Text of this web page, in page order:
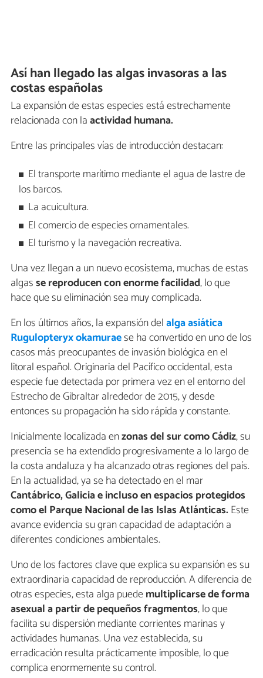
Así han llegado las algas invasoras a las
costas españolas
La expansión de estas especies está estrechamente
relacionada con laactividad humana.
Entre las principales vías de introducción destacan:
El transporte marítimo mediante el agua de lastre de
los barcos.
La acuicultura.
El comercio de especies ornamentales.
El turismo y la navegación recreativa.
Una vez llegan a un nuevo ecosistema, muchas de estas
algasse reproducen con enorme facilidad, lo que
hace que su eliminación sea muy complicada.
En los últimos años, la expansión delalga asiática
Rugulopteryx okamuraese ha convertido en uno de los
casos más preocupantes de invasión biológica en el
litoral español. Originaria del Pacífico occidental, esta
especie fue detectada por primera vez en el entorno del
Estrecho de Gibraltar alrededor de 2015, y desde
entonces su propagación ha sido rápida y constante.
Inicialmente localizada enzonas del sur como Cádiz, su
presencia se ha extendido progresivamente a lo largo de
la costa andaluza y ha alcanzado otras regiones del país.
En la actualidad, ya se ha detectado en el mar
Cantábrico, Galicia e incluso en espacios protegidos
como el Parque Nacional de las Islas Atlánticas.Este
avance evidencia su gran capacidad de adaptación a
diferentes condiciones ambientales.
Uno de los factores clave que explica su expansión es su
extraordinaria capacidad de reproducción. A diferencia de
otras especies, esta alga puedemultiplicarse de forma
asexual a partir de pequeños fragmentos, lo que
facilita su dispersión mediante corrientes marinas y
actividades humanas. Una vez establecida, su
erradicación resulta prácticamente imposible, lo que
complica enormemente su control.